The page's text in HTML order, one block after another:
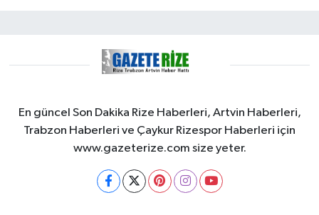
En güncel Son Dakika Rize Haberleri, Artvin Haberleri,
Trabzon Haberleri ve Çaykur Rizespor Haberleri için
www.gazeterize.com size yeter.